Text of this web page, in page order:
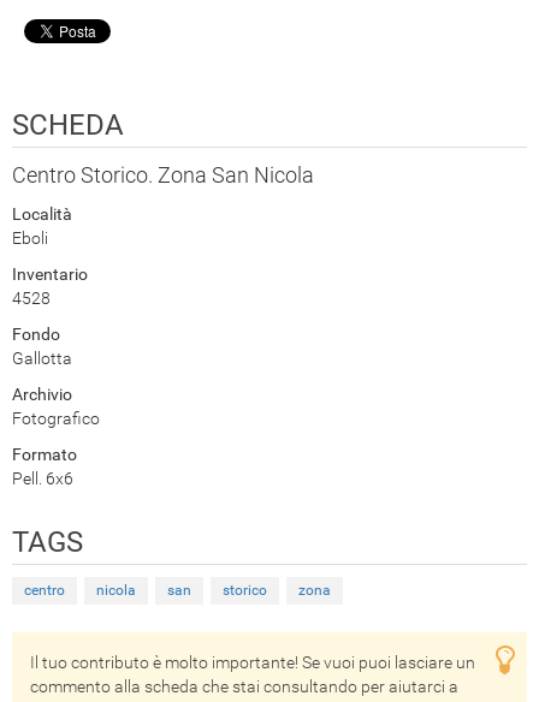
SCHEDA
Centro Storico. Zona San Nicola
Località
Eboli
Inventario
4528
Fondo
Gallotta
Archivio
Fotografico
Formato
Pell. 6x6
TAGS
centro nicola san storico zona
Il tuo contributo è molto importante! Se vuoi puoi lasciare un
commento alla scheda che stai consultando per aiutarci a